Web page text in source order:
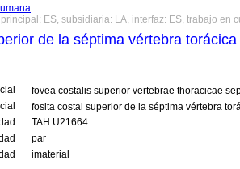
ES, subsidiaria: LA, interfaz: ES, trabajo en
de la séptima vértebra
fovea costalis superior vertebrae thoracicae
fosita costal superior de la séptima vértebra
TAH:U21664
par
imaterial